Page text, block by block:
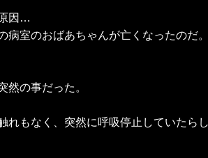
因…
病室のおばあちゃんが亡くなったのだ。
然の事だった。
れもなく、突然に呼吸停止していたら